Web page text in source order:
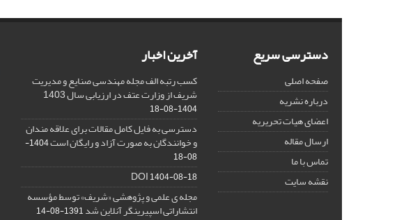
دسترسی سریع
صفحه اصلی
درباره نشریه
اعضای هیات تحریریه
ارسال مقاله
تماس با ما
نقشه سایت
آخرین اخبار
کسب رتبه الف مجله مهندسی صنایع و مدیریت
شریف از وزارت عتف در ارزیابی سال 1403
1404-08-18
دسترسی به فایل کامل مقالات برای علاقه مندان
و خوانندگان به صورت آزاد و رایگان است
1404-
08-18
DOI1404-08-18
مجله ی علمی و پژوهشی «شریف» توسط مؤسسه
انتشاراتی اسپیرینگر آنلاین شد1391-08-14